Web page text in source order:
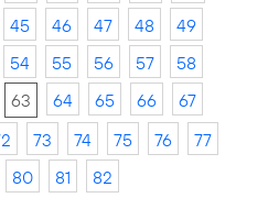
45 46 47 48
49
54 55 56 57
58
63 64 65 66
67
73 74 75 76
77
80 81 82